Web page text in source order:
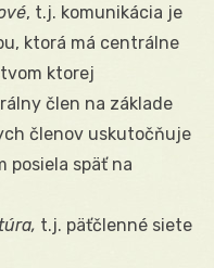
, t.j. komunikácia je
ktorá má centrálne
ktorej
člen na základe
členov uskutočňuje
posiela späť na
t.j. päťčlenné siete